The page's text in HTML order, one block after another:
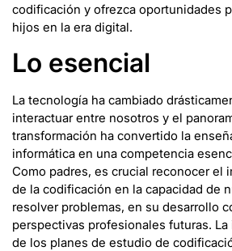
codificación y ofrezca oportunidades
hijos en la era digital.
Lo esencial
La tecnología ha cambiado
interactuar entre nosotros y el
transformación ha convertido la
informática en una competencia
Como padres, es crucial reconocer el
de la codificación en la capacidad de
resolver problemas, en su desarrollo
perspectivas profesionales futuras.
de los planes de estudio de